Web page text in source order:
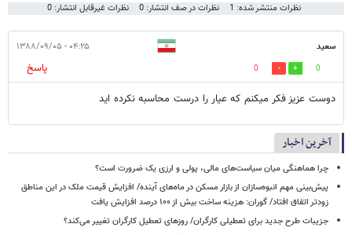
نظرات منتشر شده: 1 نظرات در صف انتشار: 0 نظرات غیرقابل انتشار: 0
سعيد ۰۴:۲۵ - ۱۳۸۸/۰۹/۰۵
0
0
پاسخ
دوست عزيز فكر ميكنم كه عيار را درست محاسبه نكرده ايد
آخرین اخبار
چرا هماهنگی میان سیاست‌های مالی، پولی و ارزی یک ضرورت است؟
پیش‌بینی مهم انبوه‌سازان از بازار مسکن در ماه‌های آینده/ افزایش قیمت ملک در این مناطق
زودتر اتفاق افتاد/ گوران: هزینه ساخت بیش از ۱۰۰ درصد افزایش یافت
جزیبات طرح جدید برای تعطیلی کارگران/ روزهای تعطیل کارگران تغییر می‌کند؟